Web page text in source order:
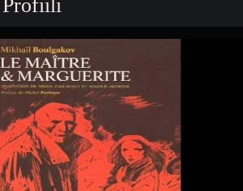
188
Plussia
Saavutuksia